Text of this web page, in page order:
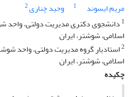
مریم ایسوند
1 وحید چناری2
1 دانشجوی دکتری مدیریت دولتی، واحد
اسلامی، شوشتر، ایران
2استادیار گروه مدیریت دولتی، واحد
اسلامی، شوشتر، ایران
چکیده